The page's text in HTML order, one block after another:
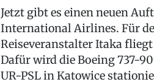
Jetzt gibt es einen neuen
International Airlines. Für
Reiseveranstalter Itaka
Dafür wird die Boeing 737-
UR-PSL in Katowice